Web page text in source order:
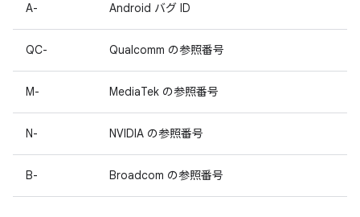
A- Android バグ ID
QC- Qualcomm の参照番号
M- MediaTek の参照番号
N- NVIDIA の参照番号
B- Broadcom の参照番号